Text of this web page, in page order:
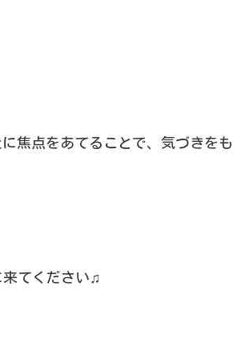
焦点をあてることで、気づきをも
てください♫